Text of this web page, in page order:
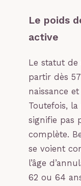
Le poids
active
Le statut de
partir dès
naissance
Toutefois,
signifie pas
complète.
se voient
l’âge
62 ou 64